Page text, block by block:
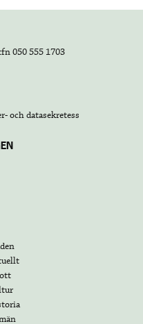
050 555 1703
och datasekretess